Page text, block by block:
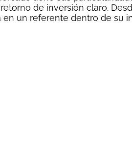
de inversión claro.
un referente dentro de su